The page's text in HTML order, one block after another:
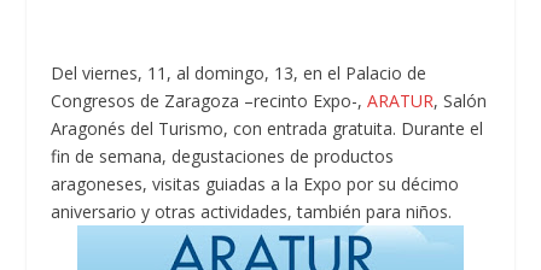
Del viernes, 11, al domingo, 13, en el Palacio de
Congresos de Zaragoza –recinto Expo-,ARATUR, Salón
Aragonés del Turismo, con entrada gratuita. Durante el
fin de semana, degustaciones de productos
aragoneses, visitas guiadas a la Expo por su décimo
aniversario y otras actividades, también para niños.